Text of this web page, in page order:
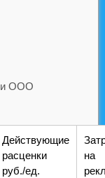
ООО
Действующие
расценки
руб./ед.
на